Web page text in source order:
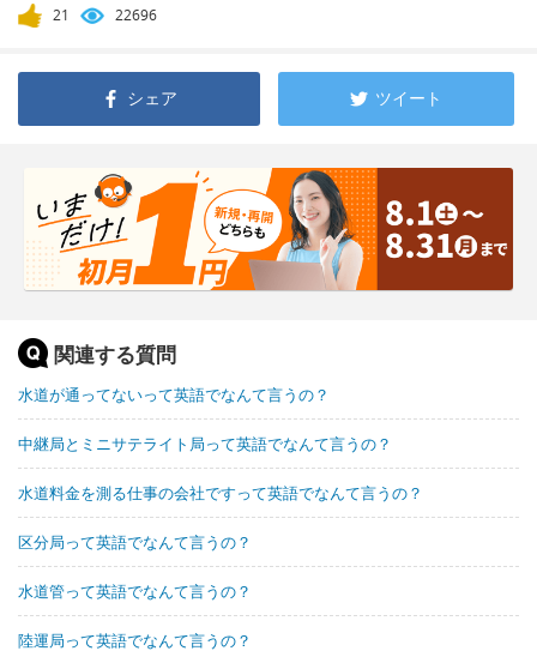
21 22696
シェア ツイート
関連する質問
水道が通ってないって英語でなんて言うの？
中継局とミニサテライト局って英語でなんて言うの？
水道料金を測る仕事の会社ですって英語でなんて言うの？
区分局って英語でなんて言うの？
水道管って英語でなんて言うの？
陸運局って英語でなんて言うの？